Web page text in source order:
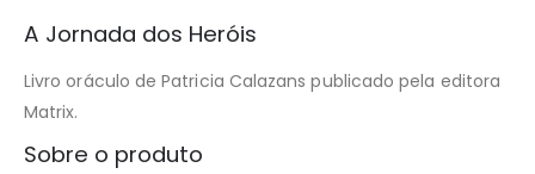
A Jornada dos Heróis
Livro oráculo de Patricia Calazans publicado pela editora
Matrix.
Sobre o produto